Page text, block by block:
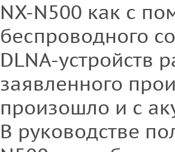
NX-N500 как с
беспроводного
DLNA-устройств
заявленного
произошло и с
В руководстве